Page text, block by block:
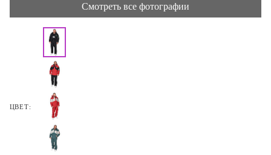
Смотреть все фотографии
ЦВЕТ: